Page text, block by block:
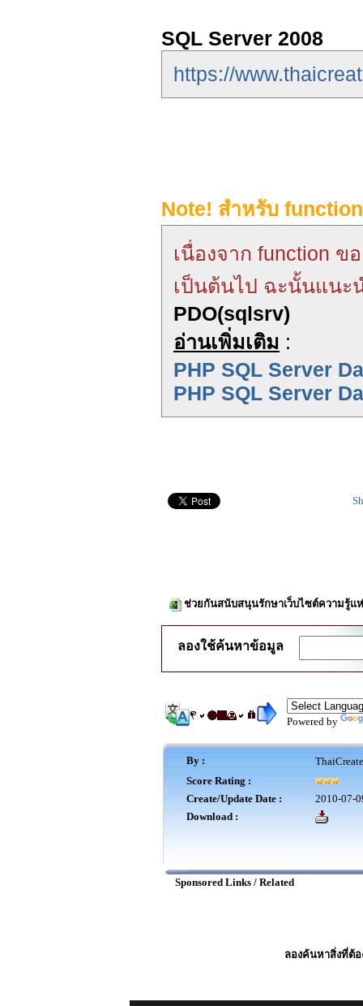
SQL Server 2008
https://
Note! สำหรับ
เนื่องจาก function ข
เป็นต้นไป ฉะนั้นแนะ
PDO(sqlsrv)
อ่านเพิ่มเติม :
PHP SQL Server
PHP SQL Server
ช่วยกันสนับสนุนรักษาเว็บไซต์ความรู้แ
ลองใช้ค้นหาข้อมูล
Powered by
By :
Score Rating :
Create/Update Date :
2010-07-
Download :
Sponsored Links / Related
ลองค้นหาสิ่งที่ต้อ